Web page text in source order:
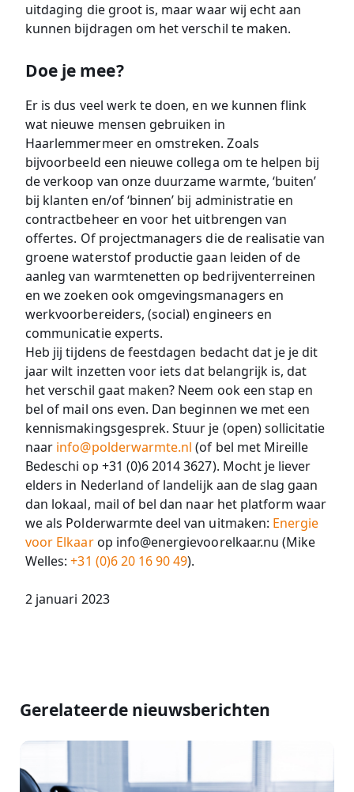
uitdaging die groot is, maar waar wij echt aan
kunnen bijdragen om het verschil te maken.
Doe je mee?
Er is dus veel werk te doen, en we kunnen flink
wat nieuwe mensen gebruiken in
Haarlemmermeer en omstreken. Zoals
bijvoorbeeld een nieuwe collega om te helpen bij
de verkoop van onze duurzame warmte, ‘buiten’
bij klanten en/of ‘binnen’ bij administratie en
contractbeheer en voor het uitbrengen van
offertes. Of projectmanagers die de realisatie van
groene waterstof productie gaan leiden of de
aanleg van warmtenetten op bedrijventerreinen
en we zoeken ook omgevingsmanagers en
werkvoorbereiders, (social) engineers en
communicatie experts.
Heb jij tijdens de feestdagen bedacht dat je je dit
jaar wilt inzetten voor iets dat belangrijk is, dat
het verschil gaat maken? Neem ook een stap en
bel of mail ons even. Dan beginnen we met een
kennismakingsgesprek. Stuur je (open) sollicitatie
naar info@polderwarmte.nl (of bel met Mireille
Bedeschi op +31 (0)6 2014 3627). Mocht je liever
elders in Nederland of landelijk aan de slag gaan
dan lokaal, mail of bel dan naar het platform waar
we als Polderwarmte deel van uitmaken: Energie
voor Elkaarop info@energievoorelkaar.nu (Mike
Welles:+31 (0)6 20 16 90 49).
2 januari 2023
Gerelateerde nieuwsberichten